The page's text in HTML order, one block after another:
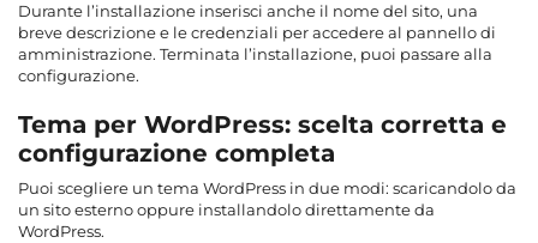
Durante l’installazione inserisci anche il nome del sito, una
breve descrizione e le credenziali per accedere al pannello di
amministrazione. Terminata l’installazione, puoi passare alla
configurazione.
Tema per WordPress: scelta corretta e
configurazione completa
Puoi scegliere un tema WordPress in due modi: scaricandolo da
un sito esterno oppure installandolo direttamente da
WordPress.